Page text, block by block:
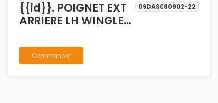
{{id}}. POIGNET EXT
ARRIERE LH WINGLE
09DAS080902-22
Commander